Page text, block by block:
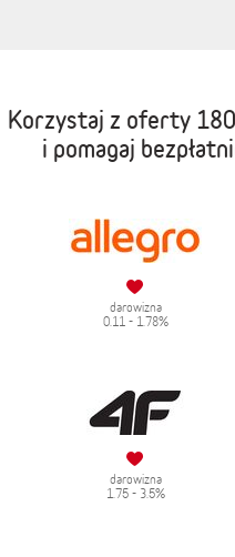
Korzystaj z oferty
i pomagaj
darowizna
0.11 - 1.78%
darowizna
1.75 - 3.5%